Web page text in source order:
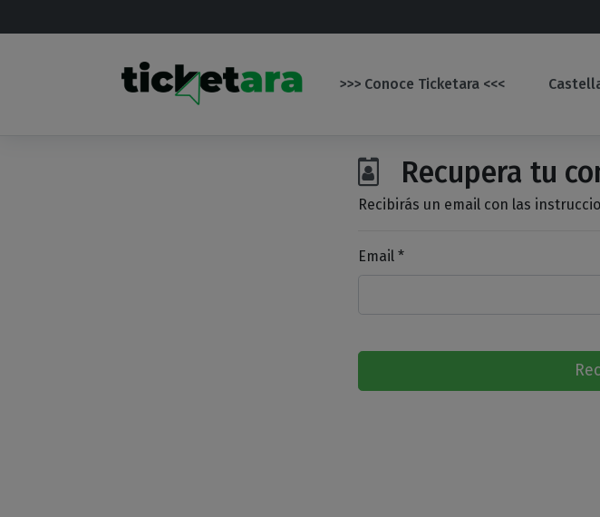
>>> Conoce Ticketara <<<
Recupera tu
Recibirás un email con las
Email *